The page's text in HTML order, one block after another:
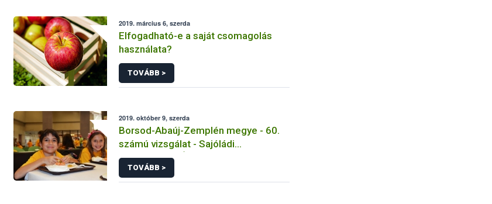
2019. március 6, szerda
Elfogadható-e a saját csomagolás
használata?
TOVÁBB >
2019. október 9, szerda
Borsod-Abaúj-Zemplén megye - 60.
számú vizsgálat - Sajóládi
Gyöngyszem Óvoda Főzőkonyha -
Sajólád
TOVÁBB >